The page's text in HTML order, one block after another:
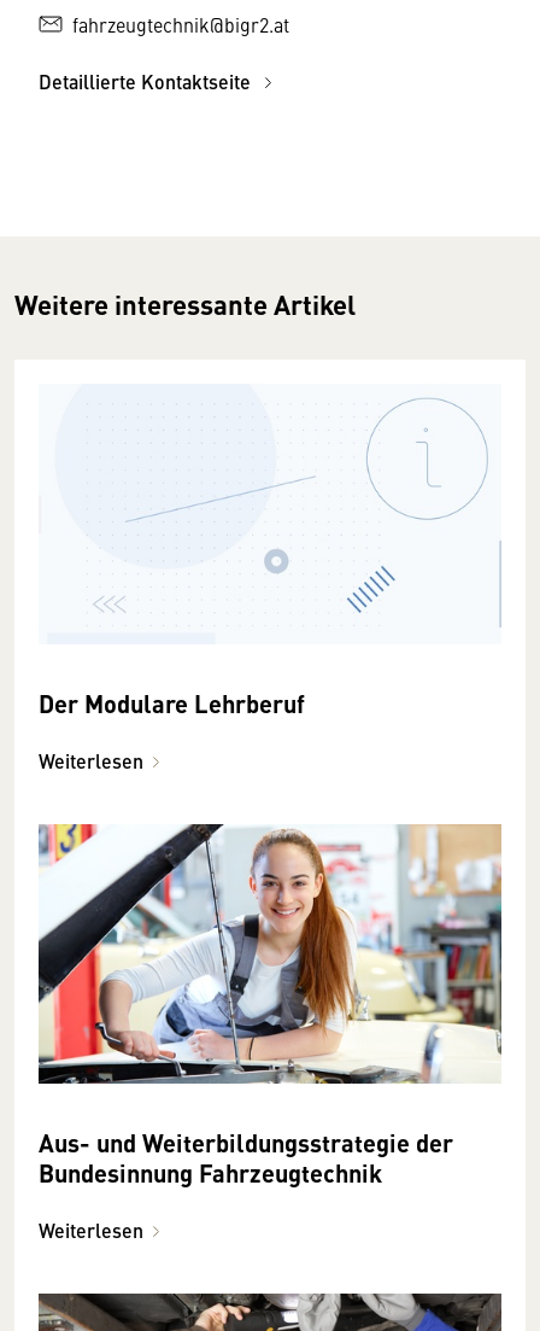
fahrzeugtechnik@bigr2.at
Detaillierte Kontaktseite
Weitere interessante Artikel
Der Modulare Lehrberuf
Weiterlesen
Aus- und Weiterbildungsstrategie der
Bundesinnung Fahrzeugtechnik
Weiterlesen